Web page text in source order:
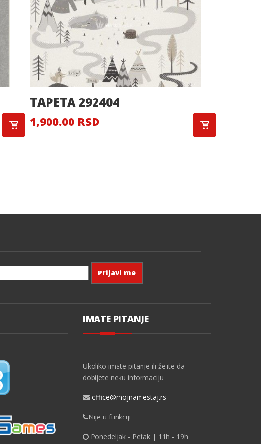
TAPETA 292404
1,900.00 RSD
IMATE PITANJE
Ukoliko imate pitanje ili želite da
dobijete neku informaciju
office@mojnamestaj.rs
Nije u funkciji
Ponedeljak - Petak | 11h - 19h